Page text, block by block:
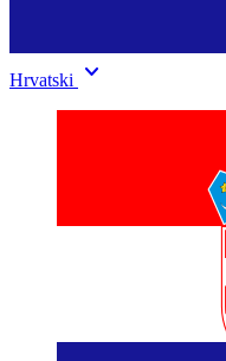
Hrvatski keyboard_arrow_down